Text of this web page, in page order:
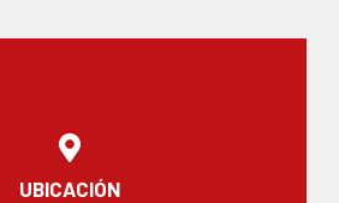
UBICACIÓN